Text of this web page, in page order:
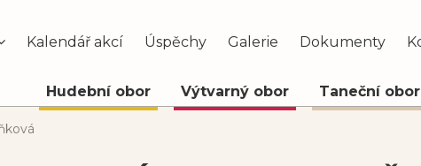
Kalendář akcí Úspěchy Galerie Dokumenty
Hudební obor Výtvarný obor Taneční obor